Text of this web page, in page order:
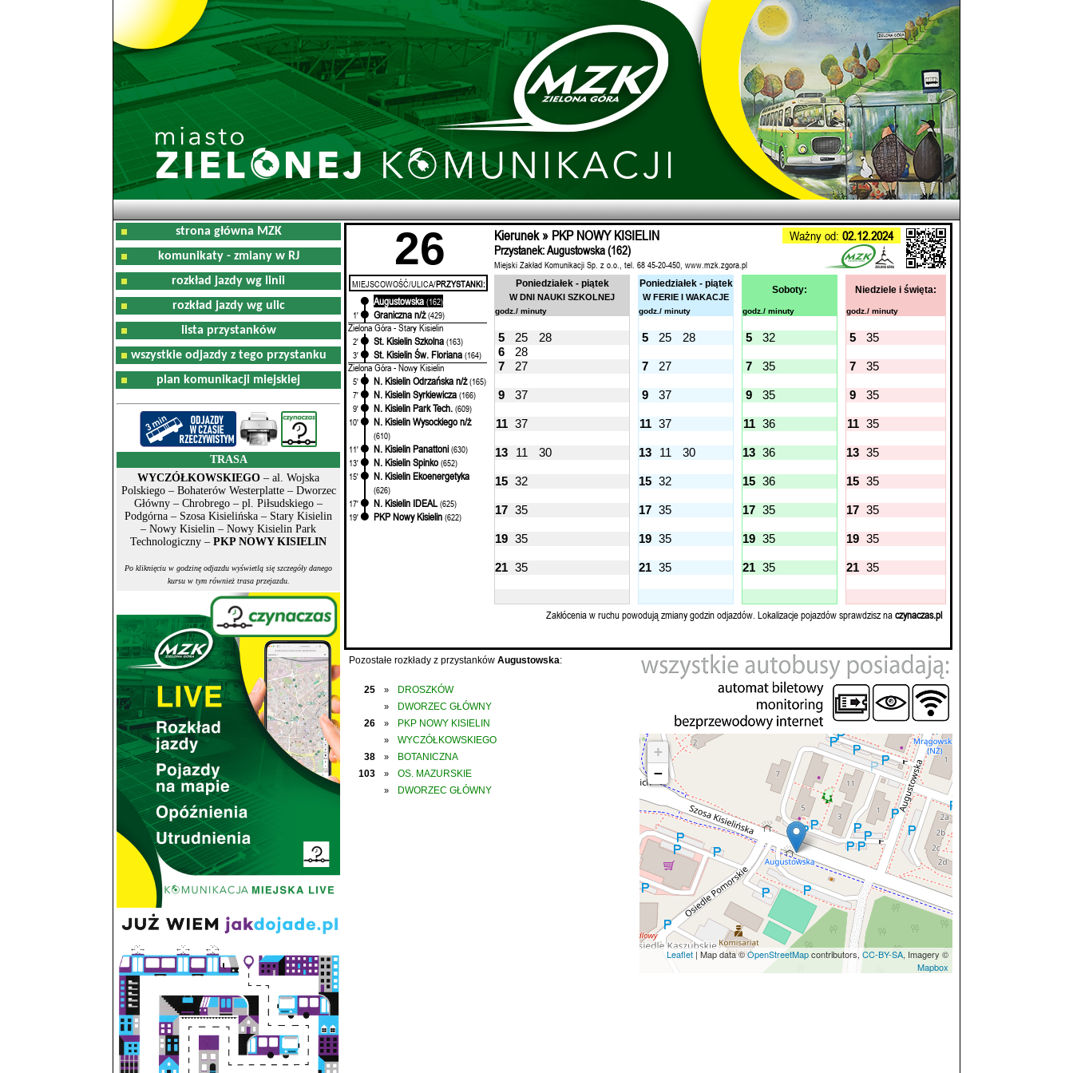
strona główna MZK
komunikaty - zmiany w RJ
rozkład jazdy wg linii
rozkład jazdy wg ulic
lista przystanków
wszystkie odjazdy z tego przystanku
plan komunikacji miejskiej
TRASA
WYCZÓŁKOWSKIEGO – al. Wojska
Polskiego – Bohaterów Westerplatte – Dworzec
Główny – Chrobrego – pl. Piłsudskiego –
Podgórna – Szosa Kisielińska – Stary Kisielin
– Nowy Kisielin – Nowy Kisielin Park
Technologiczny – PKP NOWY KISIELIN
Po kliknięciu w godzinę odjazdu wyświetlą się szczegóły danego
kursu w tym również trasa przejazdu.
26 Kierunek » PKP NOWY KISIELIN Ważny od: 02.12.2024
Przystanek: Augustowska (162)
Miejski Zakład Komunikacji Sp. z o.o., tel. 68 45-20-450, www.mzk.zgora.pl
MIEJSCOWOŚĆ/ULICA/PRZYSTANKI:
Augustowska (162)
1'
Graniczna n/ż (429)
Zielona Góra - Stary Kisielin
2' St. Kisielin Szkolna (163)
3'
St. Kisielin Św. Floriana (164)
Zielona Góra - Nowy Kisielin
5' N. Kisielin Odrzańska n/ż (165)
7'
N. Kisielin Syrkiewicza (166)
9'
N. Kisielin Park Tech. (609)
10'
N. Kisielin Wysockiego n/ż
(610)
11'
N. Kisielin Panattoni (630)
13'
N. Kisielin Spinko (652)
15'
N. Kisielin Ekoenergetyka
(626)
17'
N. Kisielin IDEAL (625)
19'
PKP Nowy Kisielin (622)
Poniedziałek - piątek
W DNI NAUKI SZKOLNEJ
Poniedziałek - piątek
W FERIE I WAKACJE
Soboty: Niedziele i święta:
godz./ minuty godz./ minuty godz./ minuty godz./ minuty
5 25 28 5 25 28 5 32 5
35
6
28
7
27 7 27 7 35 7 35
9 37 9 37 9 35 9 35
11 37 11 37 11 36 11 35
13 11 30 13 11 30 13 36 13 35
15 32 15 32 15 36 15 35
17 35 17 35 17 35 17 35
19 35 19 35 19 35 19 35
21 35 21 35 21 35 21 35
Zakłócenia w ruchu powodują zmiany godzin odjazdów. Lokalizacje pojazdów sprawdzisz naczynaczas.pl
Pozostałe rozkłady z przystanków Augustowska:
25 » DROSZKÓW
»
DWORZEC GŁÓWNY
26
» PKP NOWY KISIELIN
»
WYCZÓŁKOWSKIEGO
38
»
BOTANICZNA
103
» OS. MAZURSKIE
» DWORZEC GŁÓWNY
+
−
Leaflet | Map data ©OpenStreetMapcontributors, CC-BY-SA, Imagery ©
Mapbox